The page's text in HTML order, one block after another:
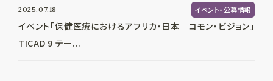
2025.07.18 イベント・公募情報
イベント「保健医療におけるアフリカ・日本 コモン・ビジョン」
TICAD 9 テー...